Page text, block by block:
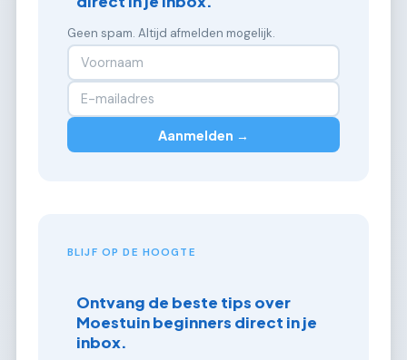
Geen spam. Altijd afmelden mogelijk.
Aanmelden →
BLIJF OP DE HOOGTE
Ontvang de beste tips over
Moestuin beginners direct in je
inbox.